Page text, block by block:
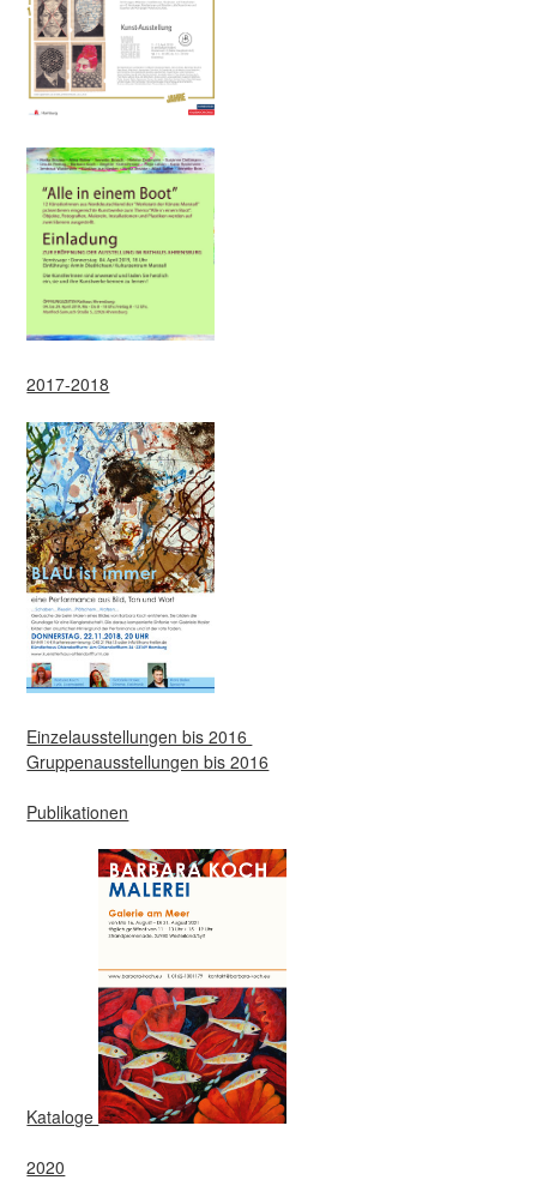
2017-2018
Einzelausstellungen bis 2016
Gruppenausstellungen bis 2016
Publikationen
Kataloge
2020